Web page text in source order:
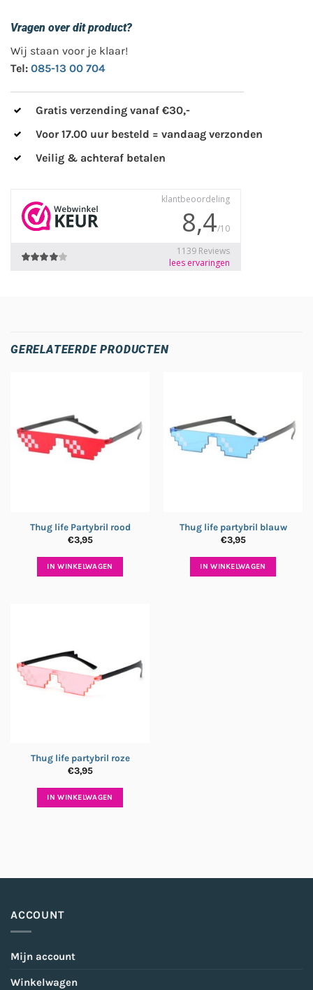
Vragen over dit product?
Wij staan voor je klaar!
Tel: 085-13 00 704
Gratis verzending vanaf €30,-
Voor 17.00 uur besteld = vandaag verzonden
Veilig & achteraf betalen
GERELATEERDE PRODUCTEN
Thug life Partybril rood
€3,95
IN WINKELWAGEN
Thug life partybril blauw
€3,95
IN WINKELWAGEN
Thug life partybril roze
€3,95
IN WINKELWAGEN
ACCOUNT
Mijn account
Winkelwagen